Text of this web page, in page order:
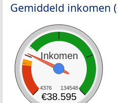
Gemiddeld inkomen
Inkomen
4376 134548
€38.595